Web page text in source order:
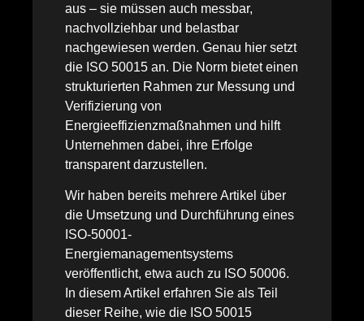
aus – sie müssen auch messbar,
nachvollziehbar und belastbar
nachgewiesen werden. Genau hier setzt
die ISO 50015 an. Die Norm bietet einen
strukturierten Rahmen zur Messung und
Verifizierung von
Energieeffizienzmaßnahmen und hilft
Unternehmen dabei, ihre Erfolge
transparent darzustellen.
Wir haben bereits mehrere Artikel über
die Umsetzung und Durchführung eines
ISO-50001-
Energiemanagementsystems
veröffentlicht, etwa auch zu ISO 50006.
In diesem Artikel erfahren Sie als Teil
dieser Reihe, wie die ISO 50015